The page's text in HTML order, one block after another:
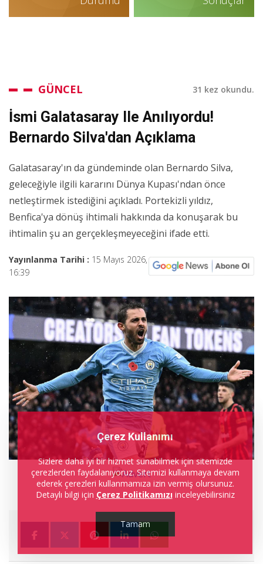
GÜNCEL 31 kez okundu.
İsmi Galatasaray Ile Anılıyordu!
Bernardo Silva'dan Açıklama
Galatasaray'ın da gündeminde olan Bernardo Silva,
geleceğiyle ilgili kararını Dünya Kupası'ndan önce
netleştirmek istediğini açıkladı. Portekizli yıldız,
Benfica'ya dönüş ihtimali hakkında da konuşarak bu
ihtimalin şu an gerçekleşmeyeceğini ifade etti.
Yayınlanma Tarihi : 15 Mayıs 2026,
16:39
Çerez Kullanımı
Sizlere daha iyi bir hizmet sunabilmek için sitemizde
çerezlerden faydalanıyoruz. Sitemizi kullanmaya devam
ederek çerezleri kullanmamıza izin vermiş olursunuz.
Detaylı bilgi için Çerez Politikamızıinceleyebilirsiniz
Tamam